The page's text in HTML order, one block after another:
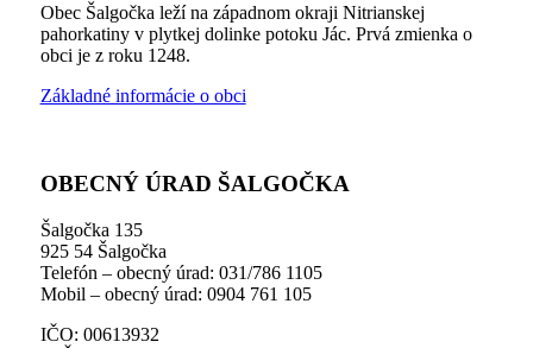
Obec Šalgočka leží na západnom okraji Nitrianskej
pahorkatiny v plytkej dolinke potoku Jác. Prvá zmienka o
obci je z roku 1248.
Základné informácie o obci
OBECNÝ ÚRAD ŠALGOČKA
Šalgočka 135
925 54 Šalgočka
Telefón – obecný úrad: 031/786 1105
Mobil – obecný úrad: 0904 761 105
IČO: 00613932